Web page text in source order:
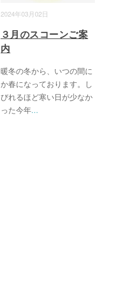
2024年03月02日
３月のスコーンご案
内
暖冬の冬から、いつの間に
か春になっております。し
びれるほど寒い日が少なか
った今年...